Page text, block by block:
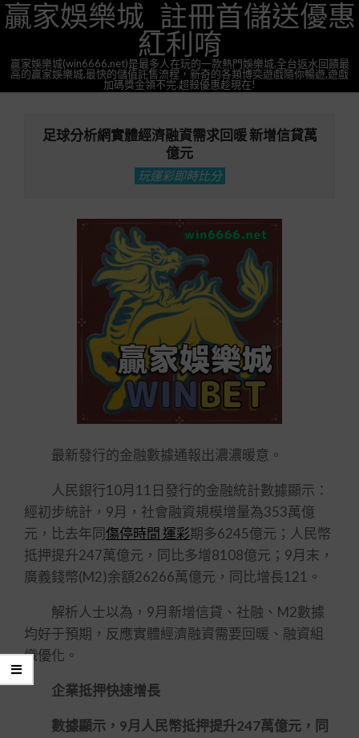
Skip
to贏家娛樂城_註冊首儲送優惠
紅利唷
贏家娛樂城(win6666.net)是最多人在玩的一款熱門娛樂城,全台返水回饋最
高的贏家娛樂城,最快的儲值託售流程，新奇的各類博奕遊戲隨你暢遊,遊戲
加碼獎金領不完.超殺優惠趁現在!
足球分析網實體經濟融資需求回暖 新增信貸萬
億元
玩運彩即時比分
最新發行的金融數據通報出濃濃暖意。
人民銀行10月11日發行的金融統計數據顯示：
經初步統計，9月，社會融資規模增量為353萬億
元，比去年同傷停時間 運彩期多6245億元；人民幣
抵押提升247萬億元，同比多增8108億元；9月末，
廣義錢幣(M2)余額26266萬億元，同比增長121。
解析人士以為，9月新增信貸、社融、M2數據
均好于預期，反應實體經濟融資需要回暖、融資組
織優化。
企業抵押快速增長
數據顯示，9月人民幣抵押提升247萬億元，同